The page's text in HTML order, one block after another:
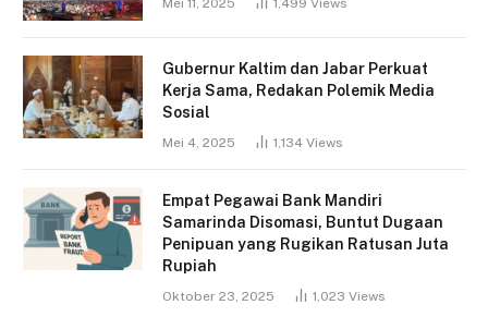
Mei 11, 2025 1,499 Views
Gubernur Kaltim dan Jabar Perkuat
Kerja Sama, Redakan Polemik Media
Sosial
Mei 4, 2025 1,134 Views
Empat Pegawai Bank Mandiri
Samarinda Disomasi, Buntut Dugaan
Penipuan yang Rugikan Ratusan Juta
Rupiah
Oktober 23, 2025 1,023 Views